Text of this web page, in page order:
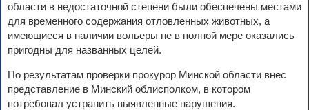
области в недостаточной степени были обеспечены местами
для временного содержания отловленных животных, а
имеющиеся в наличии вольеры не в полной мере оказались
пригодны для названных целей.
По результатам проверки прокурор Минской области внес
представление в Минский облисполком, в котором
потребовал устранить выявленные нарушения.